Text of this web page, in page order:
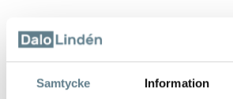
Samtycke Information